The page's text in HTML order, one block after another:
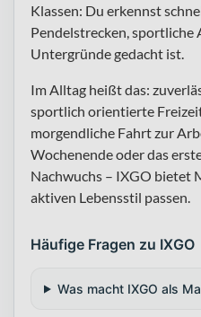
Klassen: Du erkennst
Pendelstrecken, sportliche
Untergründe gedacht ist.
Im Alltag heißt das:
sportlich orientierte
morgendliche Fahrt zur
Wochenende oder das
Nachwuchs – IXGO bietet
aktiven Lebensstil passen.
Häufige Fragen zu IXGO
Was macht IXGO als